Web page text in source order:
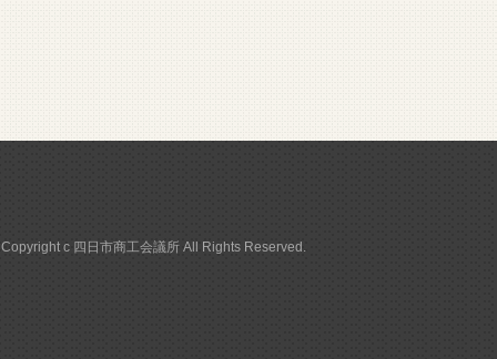
Copyright c 四日市商工会議所 All Rights Reserved.